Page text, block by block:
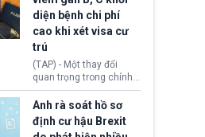
việc áp thuế diện rộng là
hoàn toàn bất hợp pháp.
Brazil tại Washington.
Động thái trên diễn ra
trong bối cảnh tranh
chấp ngoại giao giữa
chính quyền Tổng thống
Donald Trump và chính
phủ cánh tả Tổng thống
da Silva đang leo thang
gay gắt.
diện bệnh chi phí
cao khi xét visa cư
trú
(TAP) - Một thay đổi
quan trọng trong chính
sách nhập cư của New
Zealand đang mở ra
thêm cơ hội cho nhiều
người muốn định cư. Từ
Anh rà soát hồ sơ
định cư hậu Brexit